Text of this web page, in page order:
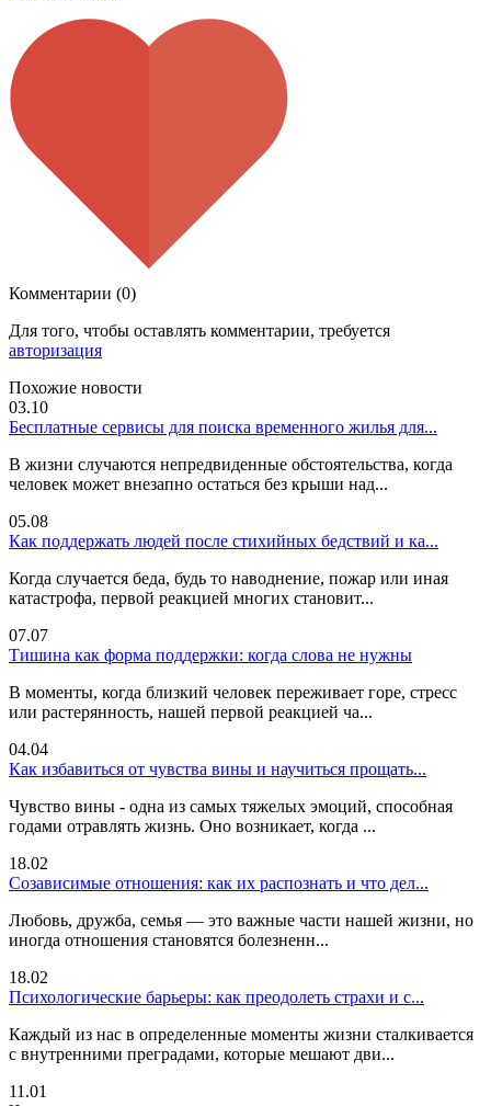
Комментарии (0)
Для того, чтобы оставлять комментарии, требуется
авторизация
Похожие новости
03.10
Бесплатные сервисы для поиска временного жилья для...
В жизни случаются непредвиденные обстоятельства, когда
человек может внезапно остаться без крыши над...
05.08
Как поддержать людей после стихийных бедствий и ка...
Когда случается беда, будь то наводнение, пожар или иная
катастрофа, первой реакцией многих становит...
07.07
Тишина как форма поддержки: когда слова не нужны
В моменты, когда близкий человек переживает горе, стресс
или растерянность, нашей первой реакцией ча...
04.04
Как избавиться от чувства вины и научиться прощать...
Чувство вины - одна из самых тяжелых эмоций, способная
годами отравлять жизнь. Оно возникает, когда ...
18.02
Созависимые отношения: как их распознать и что дел...
Любовь, дружба, семья — это важные части нашей жизни, но
иногда отношения становятся болезненн...
18.02
Психологические барьеры: как преодолеть страхи и с...
Каждый из нас в определенные моменты жизни сталкивается
с внутренними преградами, которые мешают дви...
11.01